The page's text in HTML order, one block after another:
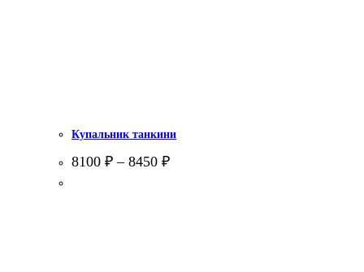
Купальник танкини
8100 ₽ – 8450 ₽